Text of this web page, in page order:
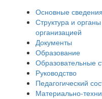
Основные сведения
Структура и
организацией
Документы
Образование
Образовательные
Руководство
Педагогический
Материально-